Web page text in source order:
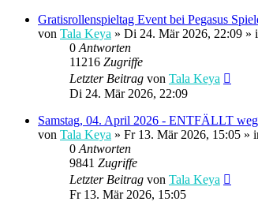
Gratisrollenspieltag Event bei Pegasus
von Tala Keya » Di 24. Mär 2026, 22:09 »
0 Antworten
11216 Zugriffe
Letzter Beitrag von Tala Keya
Di 24. Mär 2026, 22:09
Samstag, 04. April 2026 - ENTFÄLLT
von Tala Keya » Fr 13. Mär 2026, 15:05 »
0 Antworten
9841 Zugriffe
Letzter Beitrag von Tala Keya
Fr 13. Mär 2026, 15:05